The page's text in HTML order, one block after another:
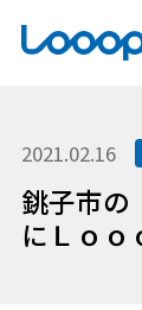
2021.02.16
銚子市の
にＬｏｏ